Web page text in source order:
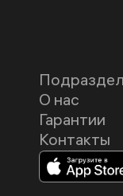
О нас
Гарантии
Контакты